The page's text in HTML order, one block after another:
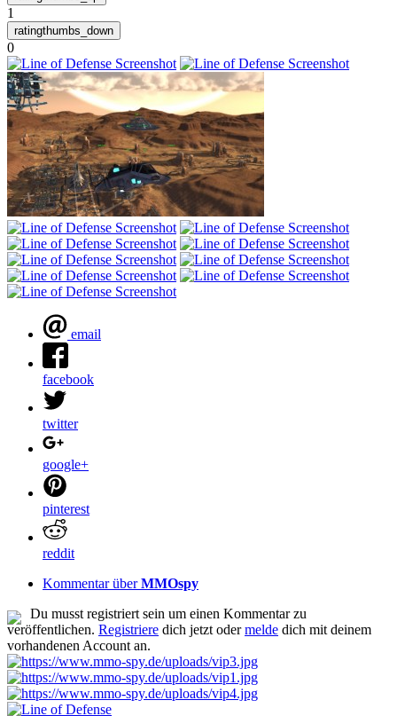
1
0
email
facebook
twitter
google+
pinterest
reddit
Kommentar überMMOspy
Du musst registriert sein um einen Kommentar zu
veröffentlichen. Registriere dich jetzt odermelde dich mit deinem
vorhandenen Account an.